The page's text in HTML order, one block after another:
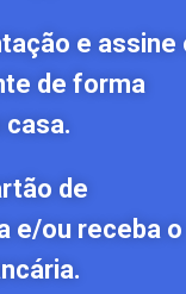
e assine
de forma
de
e/ou receba o